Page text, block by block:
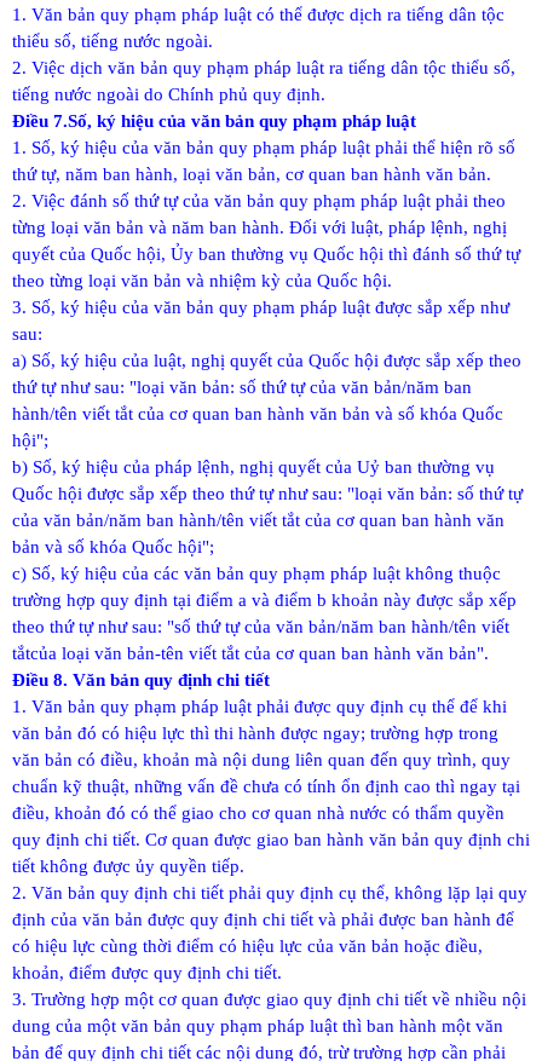
1. Văn bản quy phạm pháp luật có thể được dịch ra tiếng dân tộc
thiểu số, tiếng nước ngoài.
2. Việc dịch văn bản quy phạm pháp luật ra tiếng dân tộc thiểu số,
tiếng nước ngoài do Chính phủ quy định.
Điều 7.Số, ký hiệu của văn bản quy phạm pháp luật
1. Số, ký hiệu của văn bản quy phạm pháp luật phải thể hiện rõ số
thứ tự, năm ban hành, loại văn bản, cơ quan ban hành văn bản.
2. Việc đánh số thứ tự của văn bản quy phạm pháp luật phải theo
từng loại văn bản và năm ban hành. Đối với luật, pháp lệnh, nghị
quyết của Quốc hội, Ủy ban thường vụ Quốc hội thì đánh số thứ tự
theo từng loại văn bản và nhiệm kỳ của Quốc hội.
3. Số, ký hiệu của văn bản quy phạm pháp luật được sắp xếp như
sau:
a) Số, ký hiệu của luật, nghị quyết của Quốc hội được sắp xếp theo
thứ tự như sau: "loại văn bản: số thứ tự của văn bản/năm ban
hành/tên viết tắt của cơ quan ban hành văn bản và số khóa Quốc
hội";
b) Số, ký hiệu của pháp lệnh, nghị quyết của Uỷ ban thường vụ
Quốc hội được sắp xếp theo thứ tự như sau: "loại văn bản: số thứ tự
của văn bản/năm ban hành/tên viết tắt của cơ quan ban hành văn
bản và số khóa Quốc hội";
c) Số, ký hiệu của các văn bản quy phạm pháp luật không thuộc
trường hợp quy định tại điểm a và điểm b khoản này được sắp xếp
theo thứ tự như sau: "số thứ tự của văn bản/năm ban hành/tên viết
tắtcủa loại văn bản-tên viết tắt của cơ quan ban hành văn bản".
Điều 8. Văn bản quy định chi tiết
1. Văn bản quy phạm pháp luật phải được quy định cụ thể để khi
văn bản đó có hiệu lực thì thi hành được ngay; trường hợp trong
văn bản có điều, khoản mà nội dung liên quan đến quy trình, quy
chuẩn kỹ thuật, những vấn đề chưa có tính ổn định cao thì ngay tại
điều, khoản đó có thể giao cho cơ quan nhà nước có thẩm quyền
quy định chi tiết. Cơ quan được giao ban hành văn bản quy định chi
tiết không được ủy quyền tiếp.
2. Văn bản quy định chi tiết phải quy định cụ thể, không lặp lại quy
định của văn bản được quy định chi tiết và phải được ban hành để
có hiệu lực cùng thời điểm có hiệu lực của văn bản hoặc điều,
khoản, điểm được quy định chi tiết.
3. Trường hợp một cơ quan được giao quy định chi tiết về nhiều nội
dung của một văn bản quy phạm pháp luật thì ban hành một văn
bản để quy định chi tiết các nội dung đó, trừ trường hợp cần phải